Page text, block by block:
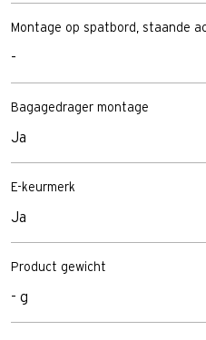
Montage op spatbord, staande
-
Bagagedrager montage
Ja
E-keurmerk
Ja
Product gewicht
- g